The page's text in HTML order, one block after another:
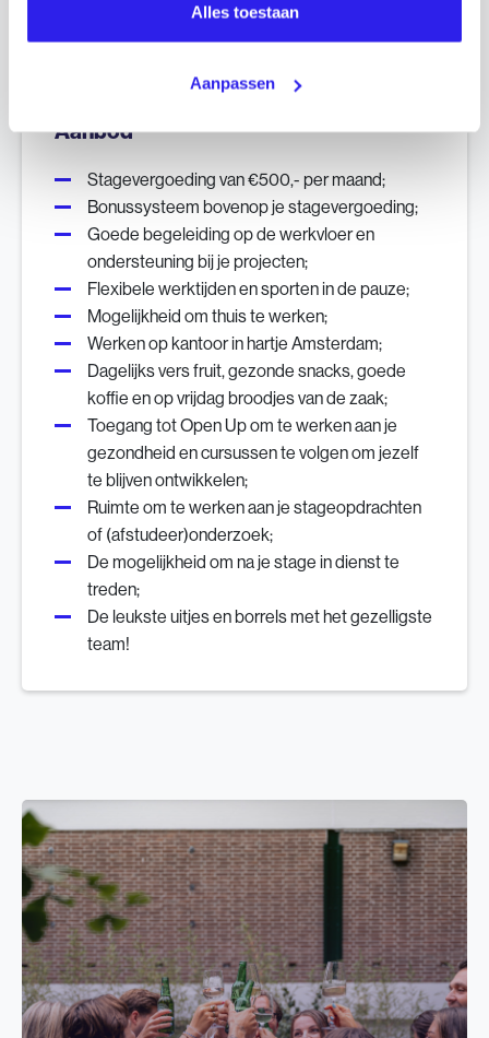
Alles toestaan
Aanpassen
Woonachtig in Amsterdam of omgeving;
Zin in een mooie uitdaging!
Aanbod
Stagevergoeding van €500,- per maand;
Bonussysteem bovenop je stagevergoeding;
Goede begeleiding op de werkvloer en
ondersteuning bij je projecten;
Flexibele werktijden en sporten in de pauze;
Mogelijkheid om thuis te werken;
Werken op kantoor in hartje Amsterdam;
Dagelijks vers fruit, gezonde snacks, goede
koffie en op vrijdag broodjes van de zaak;
Toegang tot Open Up om te werken aan je
gezondheid en cursussen te volgen om jezelf
te blijven ontwikkelen;
Ruimte om te werken aan je stageopdrachten
of (afstudeer)onderzoek;
De mogelijkheid om na je stage in dienst te
treden;
De leukste uitjes en borrels met het gezelligste
team!